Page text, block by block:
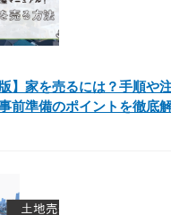
版】家を売るには？手順や注
前準備のポイントを徹底解